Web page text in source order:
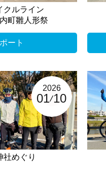
クルライン
町雛人形祭
ート
2026
01 10
社めぐり